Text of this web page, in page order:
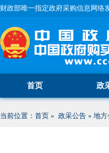
财政部唯一指定政府采购信息网络
首页 政
当前位置： 首页 » 政采公告 » 地方